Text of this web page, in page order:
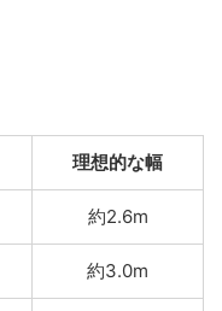
理想的な幅
約2.6m
約3.0m